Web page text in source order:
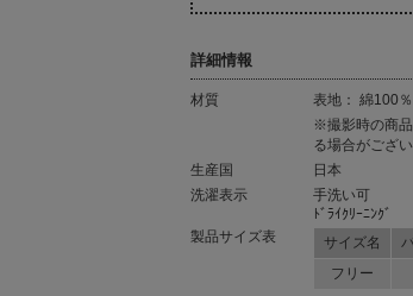
詳細情報
材質
表地： 綿100％
※撮影時の商
る場合がござ
生産国
日本
洗濯表示
手洗い可
ﾄﾞﾗｲｸﾘｰﾆﾝｸﾞ
製品サイズ表
サイズ名
フリー